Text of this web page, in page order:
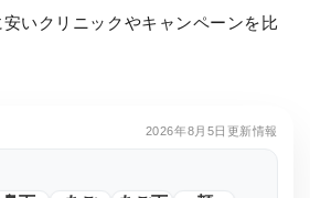
いクリニックやキャンペーンを比
2026年8月5日更新情報